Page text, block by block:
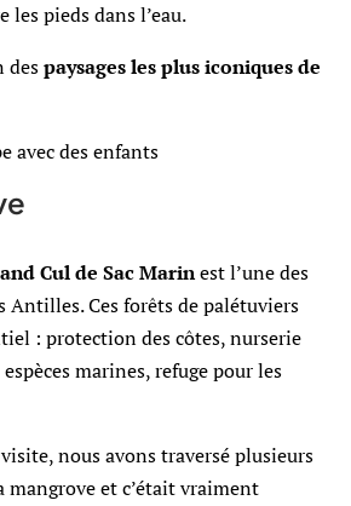
les pieds dans l’eau.
despaysages les plus iconiques de
Cul de Sac Marinest l’une des
Antilles. Ces forêts de palétuviers
: protection des côtes, nurserie
marines, refuge pour les
nous avons traversé plusieurs
mangrove et c’était vraiment